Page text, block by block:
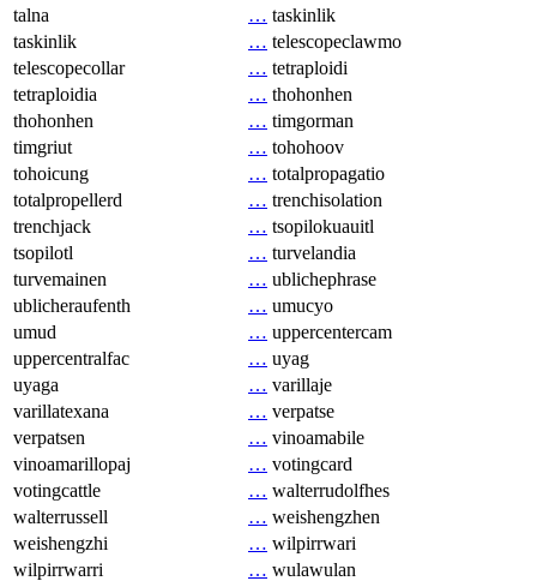
talna
… taskinlik
taskinlik
… telescopeclawmo
telescopecollar
… tetraploidi
tetraploidia
… thohonhen
thohonhen
… timgorman
timgriut
… tohohoov
tohoicung
… totalpropagatio
totalpropellerd
… trenchisolation
trenchjack
… tsopilokuauitl
tsopilotl
… turvelandia
turvemainen
… ublichephrase
ublicheraufenth
… umucyo
umud
… uppercentercam
uppercentralfac
… uyag
uyaga
… varillaje
varillatexana
… verpatse
verpatsen
… vinoamabile
vinoamarillopaj
… votingcard
votingcattle
… walterrudolfhes
walterrussell
… weishengzhen
weishengzhi
… wilpirrwari
wilpirrwarri
… wulawulan